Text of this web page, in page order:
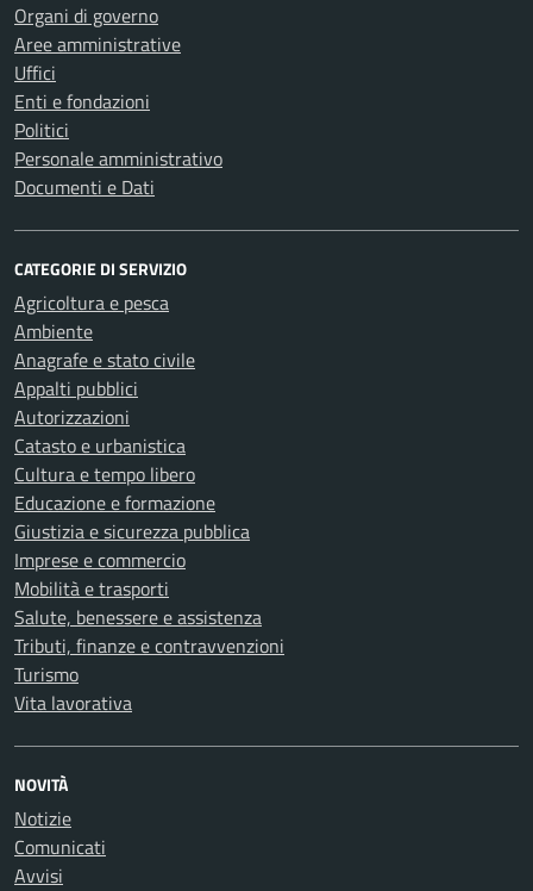
Organi di governo
Aree amministrative
Uffici
Enti e fondazioni
Politici
Personale amministrativo
Documenti e Dati
CATEGORIE DI SERVIZIO
Agricoltura e pesca
Ambiente
Anagrafe e stato civile
Appalti pubblici
Autorizzazioni
Catasto e urbanistica
Cultura e tempo libero
Educazione e formazione
Giustizia e sicurezza pubblica
Imprese e commercio
Mobilità e trasporti
Salute, benessere e assistenza
Tributi, finanze e contravvenzioni
Turismo
Vita lavorativa
NOVITÀ
Notizie
Comunicati
Avvisi